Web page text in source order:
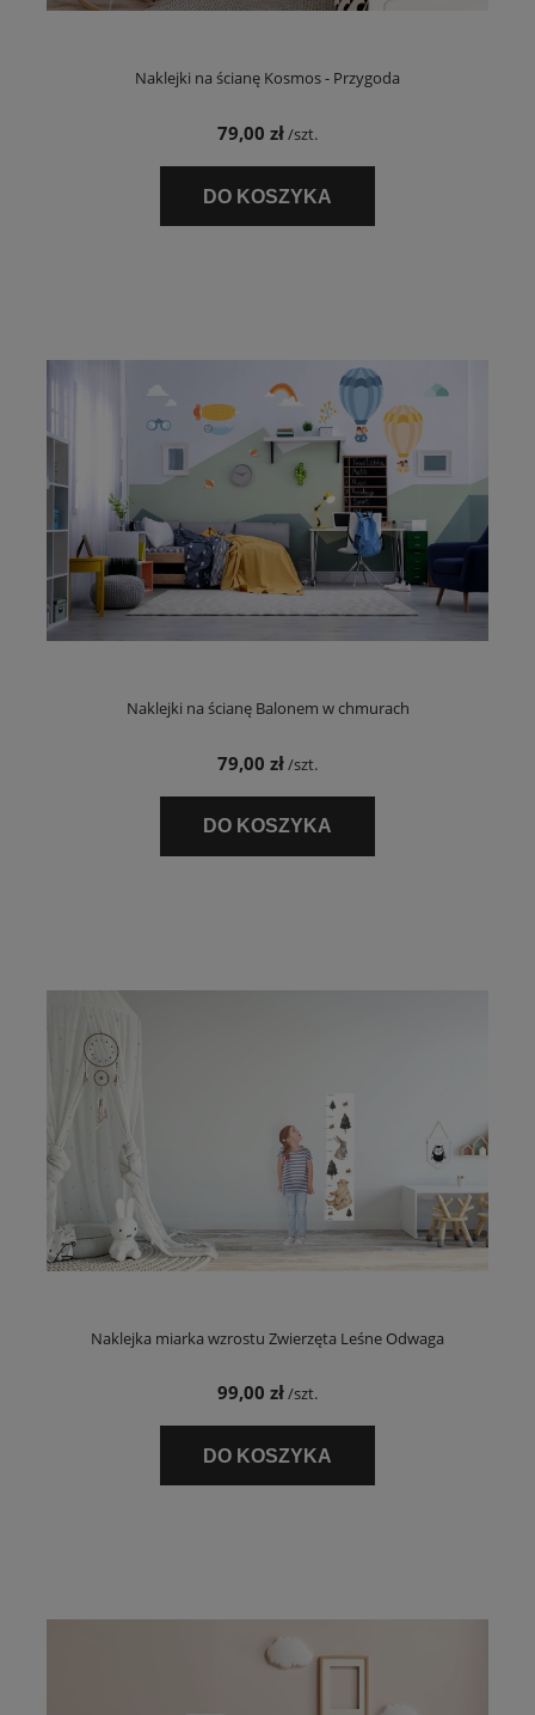
Naklejki na ścianę Kosmos - Przygoda
79,00 zł/szt.
DO KOSZYKA
Naklejki na ścianę Balonem w chmurach
79,00 zł/szt.
DO KOSZYKA
Naklejka miarka wzrostu Zwierzęta Leśne Odwaga
99,00 zł/szt.
DO KOSZYKA